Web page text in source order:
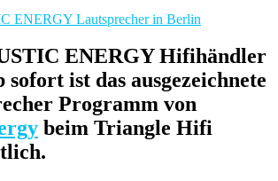
ENERGY Hifihändler
ist das ausgezeichnete
Programm von
beim Triangle Hifi